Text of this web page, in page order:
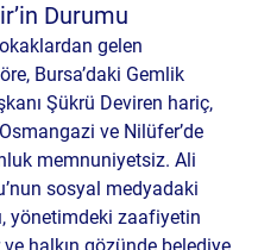
Durumu
gelen
Bursa’daki Gemlik
Şükrü Deviren hariç,
ve Nilüfer’de
memnuniyetsiz. Ali
sosyal medyadaki
yönetimdeki zaafiyetin